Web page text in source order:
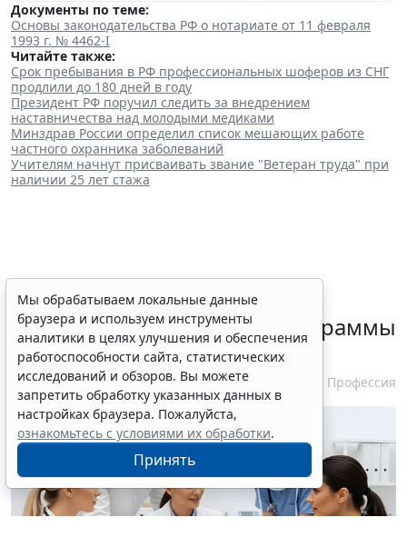
Документы по теме:
Основы законодательства РФ о нотариате от 11 февраля
1993 г. № 4462-I
Читайте также:
Срок пребывания в РФ профессиональных шоферов из СНГ
продлили до 180 дней в году
Президент РФ поручил следить за внедрением
наставничества над молодыми медиками
Минздрав России определил список мешающих работе
частного охранника заболеваний
Учителям начнут присваивать звание "Ветеран труда" при
наличии 25 лет стажа
Минздрав России выпустил
очередные типовые доппрограммы
профпереподготовки
29 июля 2026 15:39 Профессия
Мы обрабатываем локальные данные
браузера и используем инструменты
аналитики в целях улучшения и обеспечения
работоспособности сайта, статистических
исследований и обзоров. Вы можете
запретить обработку указанных данных в
настройках браузера. Пожалуйста,
ознакомьтесь с условиями их обработки.
Принять